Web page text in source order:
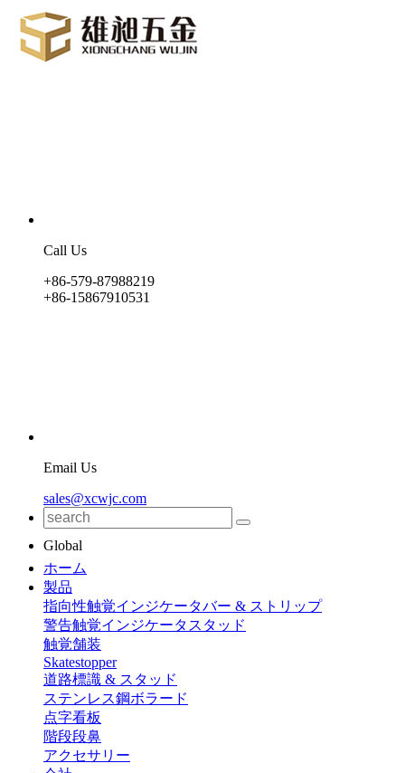
Call Us
+86-579-87988219
+86-15867910531
Email Us
sales@xcwjc.com
Global
ホーム
製品
指向性触覚インジケータバー & ストリップ
警告触覚インジケータスタッド
触覚舗装
Skatestopper
道路標識 & スタッド
ステンレス鋼ボラード
点字看板
階段段鼻
アクセサリー